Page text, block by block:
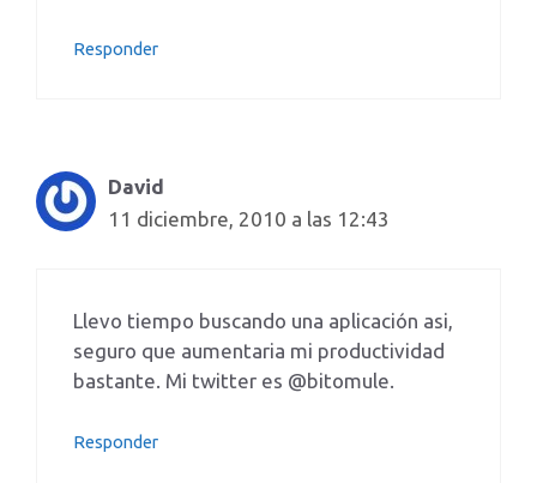
Responder
David
11 diciembre, 2010 a las 12:43
Llevo tiempo buscando una aplicación asi,
seguro que aumentaria mi productividad
bastante. Mi twitter es @bitomule.
Responder